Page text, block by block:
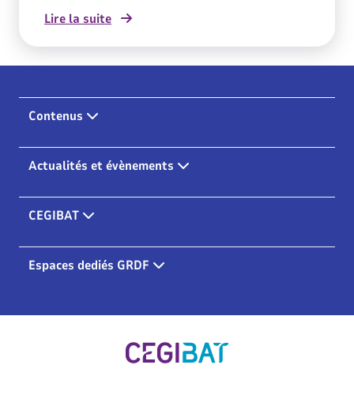
Lire la suite
Contenus
Actualités et évènements
CEGIBAT
Espaces dediés GRDF
Cegibat, accueil